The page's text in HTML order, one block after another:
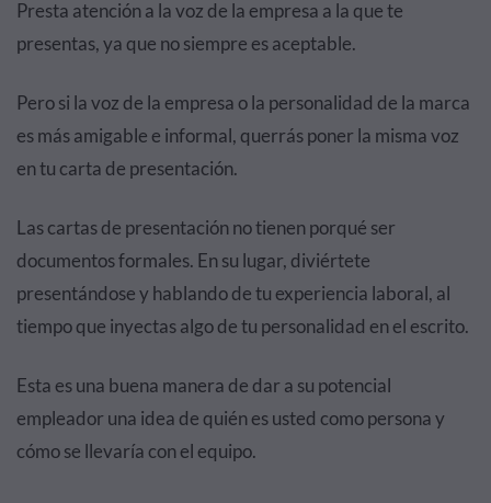
Presta atención a la voz de la empresa a la que te
presentas, ya que no siempre es aceptable.
Pero si la voz de la empresa o la personalidad de la marca
es más amigable e informal, querrás poner la misma voz
en tu carta de presentación.
Las cartas de presentación no tienen porqué ser
documentos formales. En su lugar, diviértete
presentándose y hablando de tu experiencia laboral, al
tiempo que inyectas algo de tu personalidad en el escrito.
Esta es una buena manera de dar a su potencial
empleador una idea de quién es usted como persona y
cómo se llevaría con el equipo.